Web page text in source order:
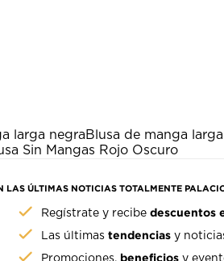
larga negraBlusa de manga larga
Sin Mangas Rojo Oscuro
LAS ÚLTIMAS NOTICIAS TOTALMENTE
Regístrate y recibedescuentos
Las últimastendencias y
beneficios